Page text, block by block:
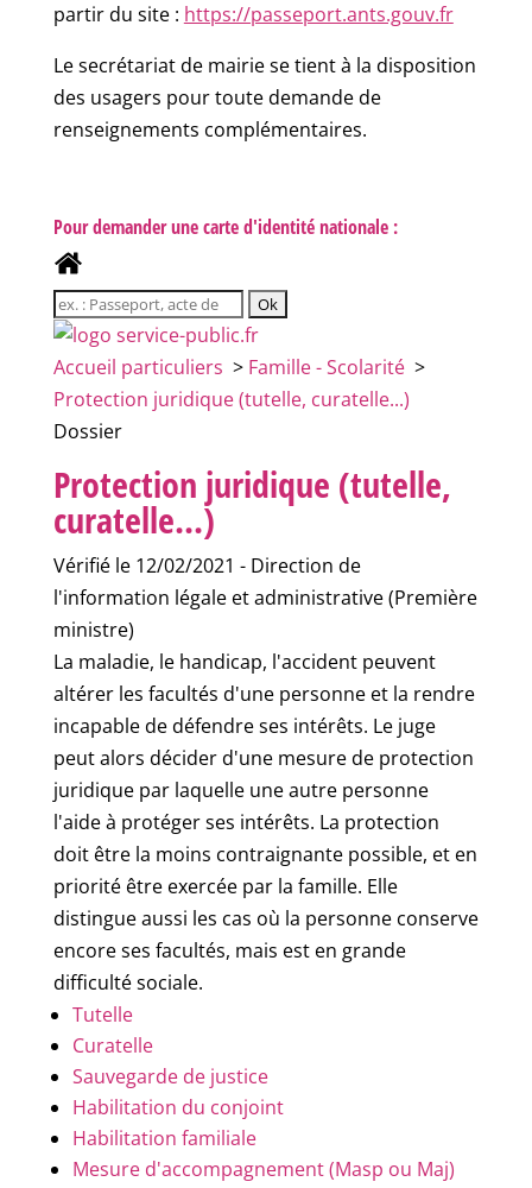
partir du site : https://passeport.ants.gouv.fr
Le secrétariat de mairie se tient à la disposition
des usagers pour toute demande de
renseignements complémentaires.
Pour demander une carte d'identité nationale :
Accueil particuliers > Famille - Scolarité >
Protection juridique (tutelle, curatelle...)
Dossier
Protection juridique (tutelle,
curatelle...)
Vérifié le 12/02/2021 - Direction de
l'information légale et administrative (Première
ministre)
La maladie, le handicap, l'accident peuvent
altérer les facultés d'une personne et la rendre
incapable de défendre ses intérêts. Le juge
peut alors décider d'une mesure de protection
juridique par laquelle une autre personne
l'aide à protéger ses intérêts. La protection
doit être la moins contraignante possible, et en
priorité être exercée par la famille. Elle
distingue aussi les cas où la personne conserve
encore ses facultés, mais est en grande
difficulté sociale.
Tutelle
Curatelle
Sauvegarde de justice
Habilitation du conjoint
Habilitation familiale
Mesure d'accompagnement (Masp ou Maj)